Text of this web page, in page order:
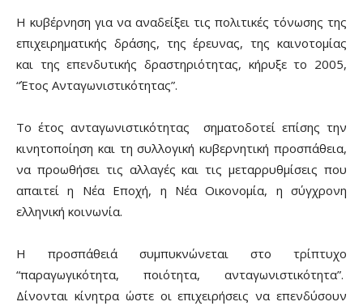
Η κυβέρνηση για να αναδείξει τις πολιτικές τόνωσης της
επιχειρηματικής δράσης, της έρευνας, της καινοτομίας
και της επενδυτικής δραστηριότητας, κήρυξε το 2005,
“Έτος Ανταγωνιστικότητας”.
Το έτος ανταγωνιστικότητας σηματοδοτεί επίσης την
κινητοποίηση και τη συλλογική κυβερνητική προσπάθεια,
να προωθήσει τις αλλαγές και τις μεταρρυθμίσεις που
απαιτεί η Νέα Εποχή, η Νέα Οικονομία, η σύγχρονη
ελληνική κοινωνία.
Η προσπάθειά συμπυκνώνεται στο τρίπτυχο
“παραγωγικότητα, ποιότητα, ανταγωνιστικότητα”.
Δίνονται κίνητρα ώστε οι επιχειρήσεις να επενδύσουν